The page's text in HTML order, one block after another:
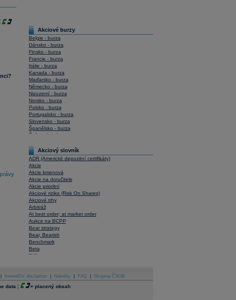
Akciové burzy
Belgie - burza
Dánsko - burza
Finsko - burza
Francie - burza
Itálie - burza
Kanada - burza
Maďarsko - burza
Německo - burza
Nizozemí - burza
Norsko - burza
Polsko - burza
Portugalsko - burza
Slovensko - burza
Španělsko - burza
Švýcarsko - burza
Akciový slovník
ADR (Americké depozitní certifikáty)
Akcie
Akcie kmenová
Akcie na doručitele
Akcie prioritní
Akciové riziko (Risk On Shares)
Akciové trhy
Arbitráž
At best order; at market order
Aukce na BCPP
Bear strategy
Bear, Bearish
Benchmark
Beta
BIC
Bonita
Book To Bill Ratio
Book Value
Investiční disclaimer Náměty FAQ Skupina ČSOB
data | = placený obsah